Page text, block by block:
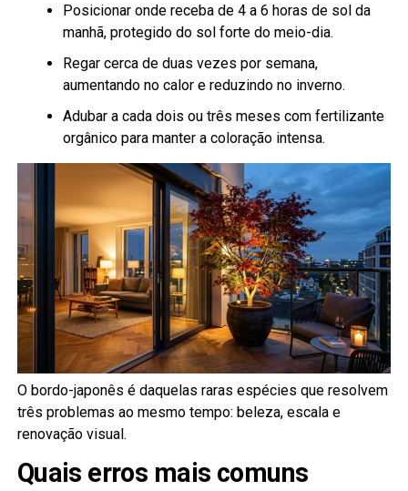
Posicionar onde receba de 4 a 6 horas de sol da
manhã, protegido do sol forte do meio-dia.
Regar cerca de duas vezes por semana,
aumentando no calor e reduzindo no inverno.
Adubar a cada dois ou três meses com fertilizante
orgânico para manter a coloração intensa.
O bordo-japonês é daquelas raras espécies que resolvem
três problemas ao mesmo tempo: beleza, escala e
renovação visual.
Quais erros mais comuns